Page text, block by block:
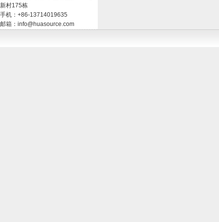
新村175栋
手机：+86-13714019635
邮箱：info@huasource.com